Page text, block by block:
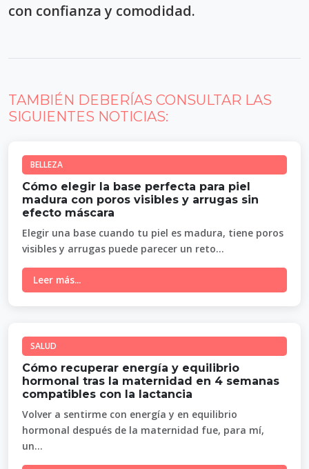
con confianza y comodidad.
TAMBIÉN DEBERÍAS CONSULTAR LAS
SIGUIENTES NOTICIAS:
BELLEZA
Cómo elegir la base perfecta para piel
madura con poros visibles y arrugas sin
efecto máscara
Elegir una base cuando tu piel es madura, tiene poros
visibles y arrugas puede parecer un reto...
Leer más...
SALUD
Cómo recuperar energía y equilibrio
hormonal tras la maternidad en 4 semanas
compatibles con la lactancia
Volver a sentirme con energía y en equilibrio
hormonal después de la maternidad fue, para mí,
un...